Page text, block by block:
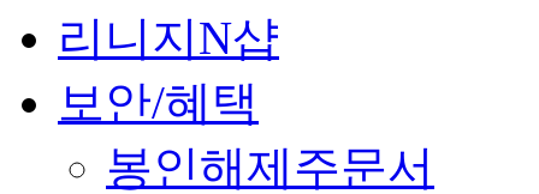
리니지N샵
보안/혜택
봉인해제주문서